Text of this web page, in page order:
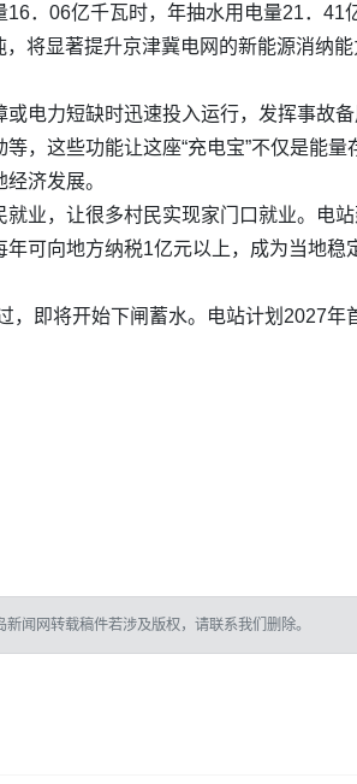
．06亿千瓦时，年抽水用电量21．
将显著提升京津冀电网的新能源消纳
电力短缺时迅速投入运行，发挥事故
，这些功能让这座“充电宝”不仅是能量
济发展。
业，让很多村民实现家门口就业。电
可向地方纳税1亿元以上，成为当地
，即将开始下闸蓄水。电站计划2027年
闻网转载稿件若涉及版权，请联系我们删除。